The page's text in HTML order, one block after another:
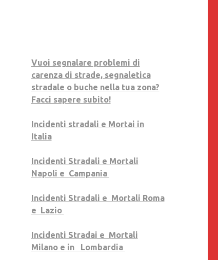
FACEBOOK,
LINKEDIN
GIUGNO
PROSSIMO.
FAMIGLIE
Vuoi segnalare problemi di
carenza di strade, segnaletica
stradale o buche nella tua zona?
Facci sapere subito!
Incidenti stradali e Mortai in
Italia
Incidenti Stradali e Mortali
Napoli e Campania
Incidenti Stradali e Mortali Roma
e Lazio
Incidenti Stradai e Mortali
Milano e in Lombardia